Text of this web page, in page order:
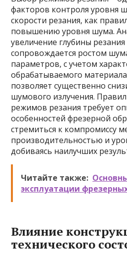
факторов контроля уровня
скорости резания, как
повышению уровня шума.
увеличение глубины
сопровождается ростом
параметров, с учетом
обрабатываемого
позволяет существенно
шумового излучения.
режимов резания требует
особенностей фрезерной
стремиться к компромиссу
производительностью и
добиваясь наилучших
Читайте также:
эксплуатации
Влияние
технического